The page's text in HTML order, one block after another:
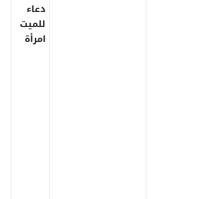
دعاء
للميت
امرأة